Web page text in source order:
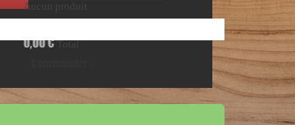
Aucun produit
0,00 € Total